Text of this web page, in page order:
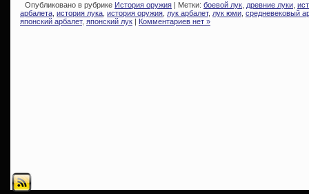
Опубликовано в рубрике История оружия | Метки: боевой лук древние луки
арбалета история лука история оружия лук арбалет, лук юми средневековый
японский арбалет, японский лук Комментариев нет »